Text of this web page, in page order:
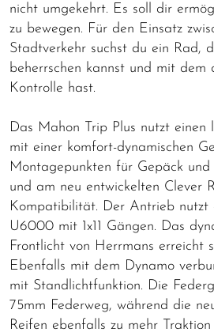
nicht umgekehrt. Es soll dir
zu bewegen. Für den Einsatz
Stadtverkehr suchst du ein Rad,
beherrschen kannst und mit dem
Kontrolle hast.
Das Mahon Trip Plus nutzt einen
mit einer komfort-dynamischen
Montagepunkten für Gepäck
und am neu entwickelten Clever
Kompatibilität. Der Antrieb nutzt
U6000 mit 1x11 Gängen. Das
Frontlicht von Herrmans erreicht
Ebenfalls mit dem Dynamo
mit Standlichtfunktion. Die
75mm Federweg, während die
Reifen ebenfalls zu mehr